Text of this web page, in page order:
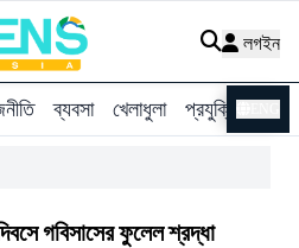
লগইন
ব্যবসা খেলাধুলা প্রযুক্তি
গবিসাসের ফুলেল শ্রদ্ধা